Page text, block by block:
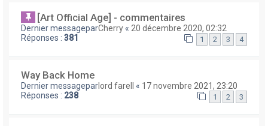
[Art Official Age] - commentaires
Dernier messageparCherry « 20 décembre 2020, 02:32
Réponses : 381 1 2 3 4
Way Back Home
Dernier messageparlord farell « 17 novembre 2021, 23:20
Réponses : 238 1 2 3